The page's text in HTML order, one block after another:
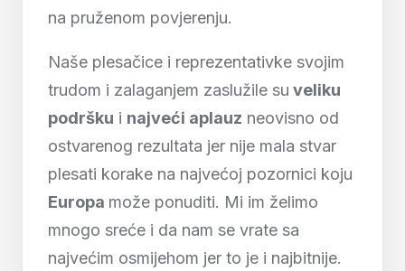
na pruženom povjerenju.
Naše plesačice i reprezentativke svojim
trudom i zalaganjem zaslužile su veliku
podršku i najveći aplauz neovisno od
ostvarenog rezultata jer nije mala stvar
plesati korake na najvećoj pozornici koju
Europa može ponuditi. Mi im želimo
mnogo sreće i da nam se vrate sa
najvećim osmijehom jer to je i najbitnije.